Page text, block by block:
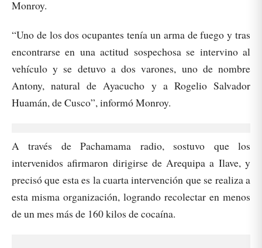
Monroy.
“Uno de los dos ocupantes tenía un arma de fuego y tras
encontrarse en una actitud sospechosa se intervino al
vehículo y se detuvo a dos varones, uno de nombre
Antony, natural de Ayacucho y a Rogelio Salvador
Huamán, de Cusco”, informó Monroy.
A través de Pachamama radio, sostuvo que los
intervenidos afirmaron dirigirse de Arequipa a Ilave, y
precisó que esta es la cuarta intervención que se realiza a
esta misma organización, logrando recolectar en menos
de un mes más de 160 kilos de cocaína.